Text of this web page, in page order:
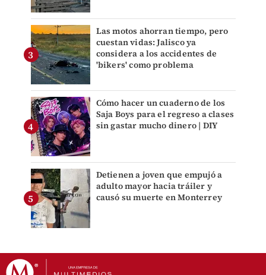
Las motos ahorran tiempo, pero
cuestan vidas: Jalisco ya
considera a los accidentes de
'bikers' como problema
Cómo hacer un cuaderno de los
Saja Boys para el regreso a clases
sin gastar mucho dinero | DIY
Detienen a joven que empujó a
adulto mayor hacia tráiler y
causó su muerte en Monterrey